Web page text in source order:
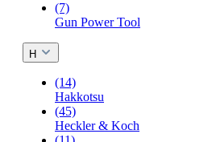
(7)
Gun Power Tool
H
(14)
Hakkotsu
(45)
Heckler & Koch